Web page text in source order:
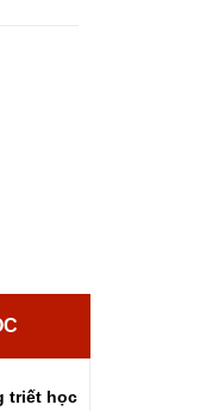
triết học